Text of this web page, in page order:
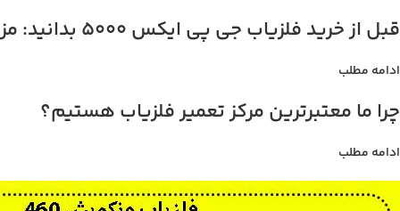
قبل از خرید فلزیاب جی پی ایکس 5000 بدانید: مزایا، معایب، و قیمت
ادامه مطلب
چرا ما معتبرترین مرکز تعمیر فلزیاب هستیم؟
ادامه مطلب